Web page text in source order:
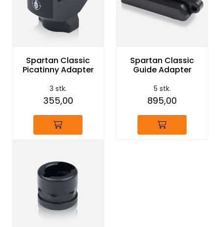
Spartan Classic
Picatinny Adapter
3 stk.
355,00
Spartan Classic
Guide Adapter
5 stk.
895,00